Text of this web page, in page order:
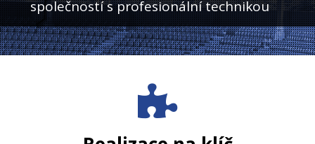
společností s profesionální technikou